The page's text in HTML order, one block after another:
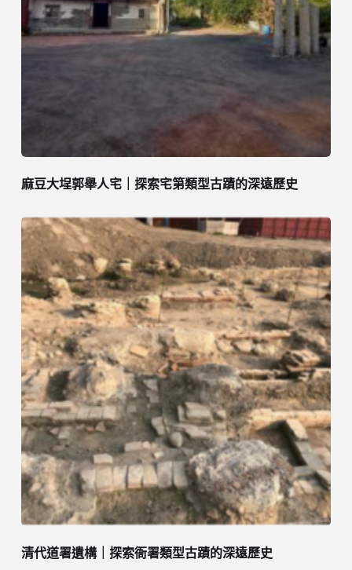
麻豆大埕郭舉人宅｜探索宅第類型古蹟的深遠歷史
清代道署遺構｜探索衙署類型古蹟的深遠歷史